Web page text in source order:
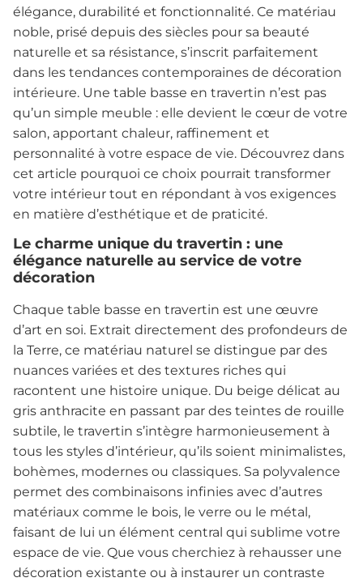
élégance, durabilité et fonctionnalité. Ce matériau
noble, prisé depuis des siècles pour sa beauté
naturelle et sa résistance, s’inscrit parfaitement
dans les tendances contemporaines de décoration
intérieure. Une table basse en travertin n’est pas
qu’un simple meuble : elle devient le cœur de votre
salon, apportant chaleur, raffinement et
personnalité à votre espace de vie. Découvrez dans
cet article pourquoi ce choix pourrait transformer
votre intérieur tout en répondant à vos exigences
en matière d’esthétique et de praticité.
Le charme unique du travertin : une
élégance naturelle au service de votre
décoration
Chaque table basse en travertin est une œuvre
d’art en soi. Extrait directement des profondeurs de
la Terre, ce matériau naturel se distingue par des
nuances variées et des textures riches qui
racontent une histoire unique. Du beige délicat au
gris anthracite en passant par des teintes de rouille
subtile, le travertin s’intègre harmonieusement à
tous les styles d’intérieur, qu’ils soient minimalistes,
bohèmes, modernes ou classiques. Sa polyvalence
permet des combinaisons infinies avec d’autres
matériaux comme le bois, le verre ou le métal,
faisant de lui un élément central qui sublime votre
espace de vie. Que vous cherchiez à rehausser une
décoration existante ou à instaurer un contraste